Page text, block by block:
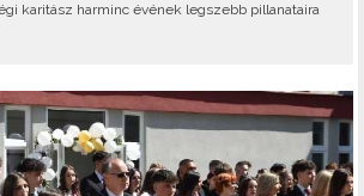
karitász harminc évének legszebb pillanataira